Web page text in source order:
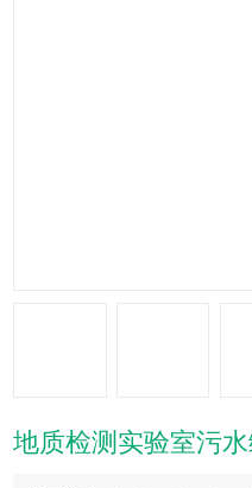
地质检测实验室污